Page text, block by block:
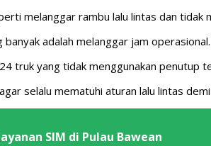
melanggar rambu lalu lintas dan tidak
adalah melanggar jam operasional.
truk yang tidak menggunakan penutup
selalu mematuhi aturan lalu lintas
SIM di Pulau Bawean